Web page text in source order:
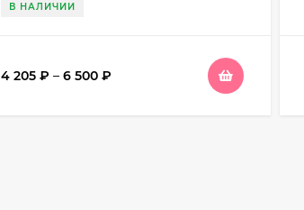
В НАЛИЧИИ
4 205₽ –6 500₽